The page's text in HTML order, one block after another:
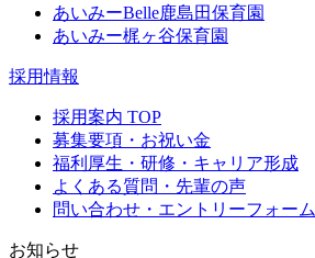
あいみーBelle鹿島田保育園
あいみー梶ヶ谷保育園
採用情報
採用案内 TOP
募集要項・お祝い金
福利厚生・研修・キャリア形成
よくある質問・先輩の声
問い合わせ・エントリーフォーム
お知らせ